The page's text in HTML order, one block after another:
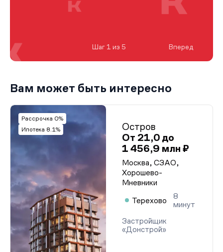
Шаг 1 из 5 Вперед
Вам может быть интересно
Рассрочка 0%
Ипотека 8.1%
Остров
От 21,0 до
1 456,9 млн ₽
Москва, СЗАО,
Хорошево-
Мневники
Терехово
8
минут
Застройщик
«Донстрой»